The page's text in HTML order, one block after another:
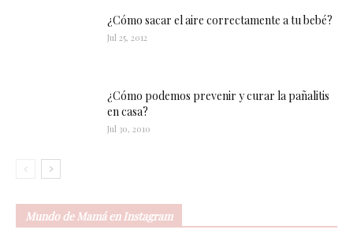
¿Cómo sacar el aire correctamente a tu bebé?
Jul 25, 2012
¿Cómo podemos prevenir y curar la pañalitis
en casa?
Jul 30, 2010
Mundo de Mamá en Instagram